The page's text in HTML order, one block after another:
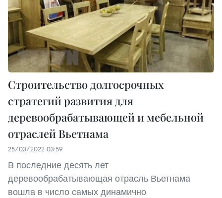
Строительство долгосрочных
стратегий развития для
деревообрабатывающей и мебельной
отраслей Вьетнама
25/03/2022 03:59
В последние десять лет
деревообрабатывающая отрасль Вьетнама
вошла в число самых динамично